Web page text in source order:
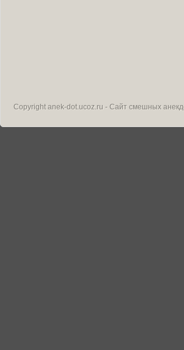
Copyrightanek-dot.ucoz.ru - Сайт смешных